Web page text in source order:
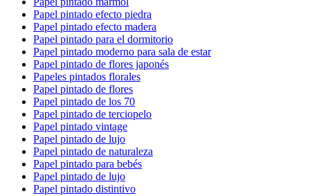
Papel pintado efecto piedra
Papel pintado efecto madera
Papel pintado para el dormitorio
Papel pintado moderno para sala de estar
Papel pintado de flores japonés
Papeles pintados florales
Papel pintado de flores
Papel pintado de los 70
Papel pintado de terciopelo
Papel pintado vintage
Papel pintado de lujo
Papel pintado de naturaleza
Papel pintado para bebés
Papel pintado de lujo
Papel pintado distintivo